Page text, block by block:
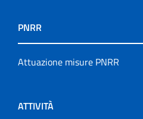
PNRR
Attuazione misure PNRR
ATTIVITÀ